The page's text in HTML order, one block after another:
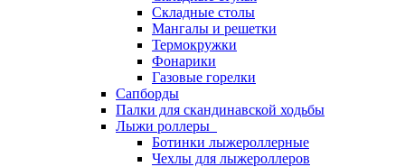
Складные столы
Мангалы и решетки
Термокружки
Фонарики
Газовые горелки
Сапборды
Палки для скандинавской ходьбы
Лыжи роллеры
Ботинки лыжероллерные
Чехлы для лыжероллеров